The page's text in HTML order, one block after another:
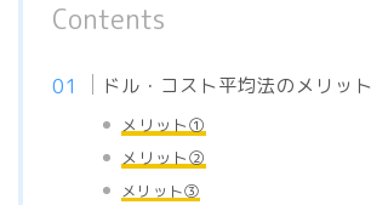
Contents
ドル・コスト平均法のメリット
メリット①
メリット②
メリット③